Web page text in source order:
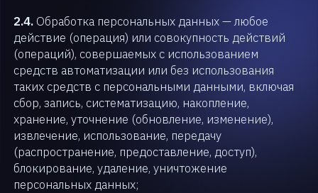
2.4. Обработка персональных данных — любое
действие (операция) или совокупность действий
(операций), совершаемых с использованием
средств автоматизации или без использования
таких средств с персональными данными, включая
сбор, запись, систематизацию, накопление,
хранение, уточнение (обновление, изменение),
извлечение, использование, передачу
(распространение, предоставление, доступ),
блокирование, удаление, уничтожение
персональных данных;